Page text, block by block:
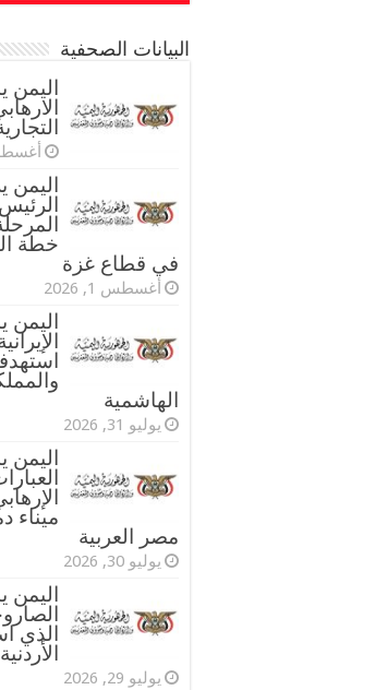
البيانات الصحفية
اليمن
أغسطس
اليمن
خطة
في قطاع غزة
أغسطس 1, 2026
اليمن
الهاشمية
يوليو 31, 2026
اليمن
ميناء
مصر العربية
يوليو 30, 2026
اليمن
الذي
يوليو 29, 2026